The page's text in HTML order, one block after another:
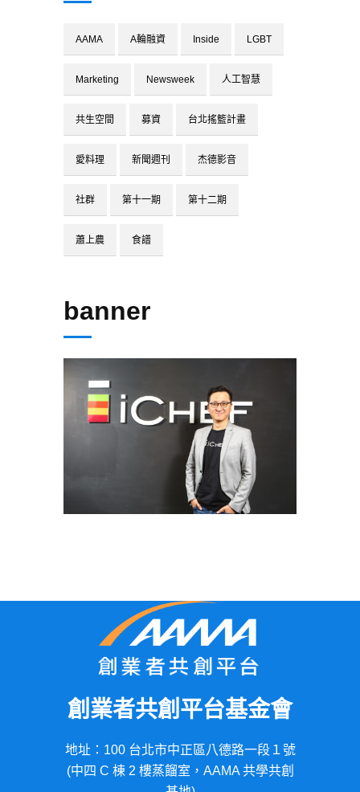
AAMA A輪融資 Inside LGBT
Marketing Newsweek 人工智慧
共生空間 募資 台北搖籃計畫
愛料理 新聞週刊 杰德影音
社群 第十一期 第十二期
蕭上農 食譜
banner
創業者共創平台基金會
地址：100 台北市中正區八德路一段１號
(中四 C 棟 2 樓蒸餾室，AAMA 共學共創